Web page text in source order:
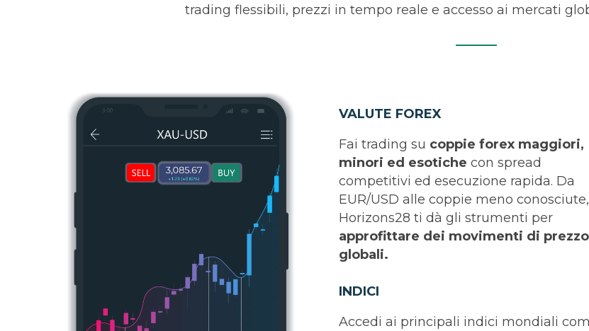
trading flessibili, prezzi in tempo reale e accesso ai mercati
VALUTE FOREX
Fai trading su coppie forex maggiori,
minori ed esotiche con spread
competitivi ed esecuzione rapida. Da
EUR/USD alle coppie meno conosciute,
Horizons28 ti dà gli strumenti per
approfittare dei movimenti di prezzo
globali.
INDICI
Accedi ai principali indici mondiali